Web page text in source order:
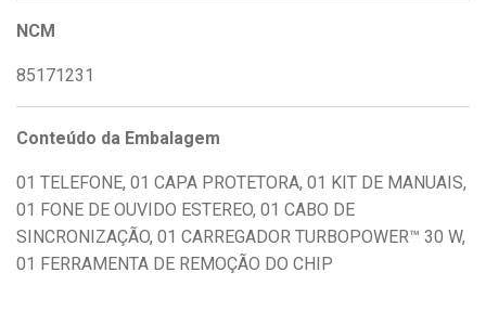
NCM
85171231
Conteúdo da Embalagem
01 TELEFONE, 01 CAPA PROTETORA, 01 KIT DE MANUAIS,
01 FONE DE OUVIDO ESTEREO, 01 CABO DE
SINCRONIZAÇÃO, 01 CARREGADOR TURBOPOWER™ 30 W,
01 FERRAMENTA DE REMOÇÃO DO CHIP